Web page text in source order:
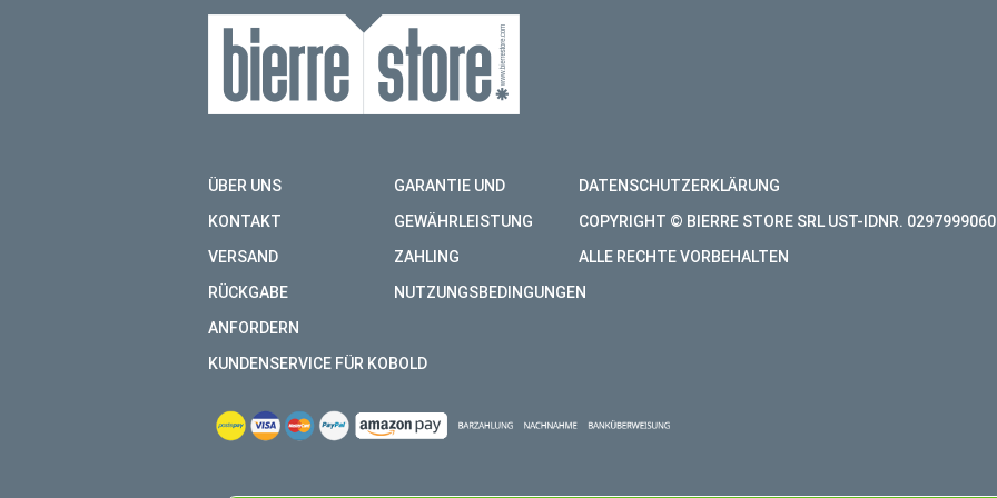
ÜBER UNS
KONTAKT
VERSAND
RÜCKGABE
ANFORDERN
GARANTIE UND
GEWÄHRLEISTUNG
ZAHLING
NUTZUNGSBEDINGUNGEN
DATENSCHUTZERKLÄRUNG
COPYRIGHT © BIERRE STORE SRL UST-IDNR.
ALLE RECHTE VORBEHALTEN
KUNDENSERVICE FÜR KOBOLD